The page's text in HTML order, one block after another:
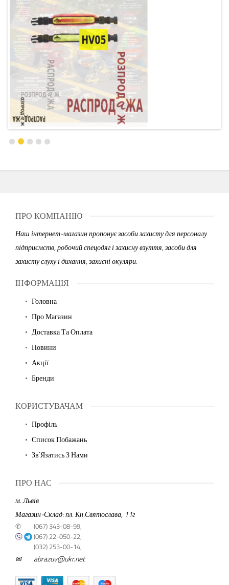
ПРО КОМПАНІЮ
Наш інтернет-магазин пропонує засоби захисту для персоналу
підприємств, робочий спецодяг і захисну взуття, засоби для
захисту слуху і дихання, захисні окуляри.
ІНФОРМАЦІЯ
Головна
Про Магазин
Доставка Та Оплата
Новини
Акції
Бренди
КОРИСТУВАЧАМ
Профіль
Список Побажань
Зв`язатись З Нами
ПРО НАС
м. Львів
Магазин-Склад: пл. Кн.Святослава, 11г
✆
(067) 343-08-99,
(067) 22-050-22,
(032) 253-00-14,
✉ abrazuv@ukr.net